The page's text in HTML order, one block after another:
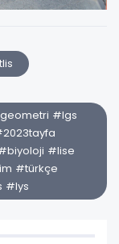
#lgs
#lise
#türkçe
#lys